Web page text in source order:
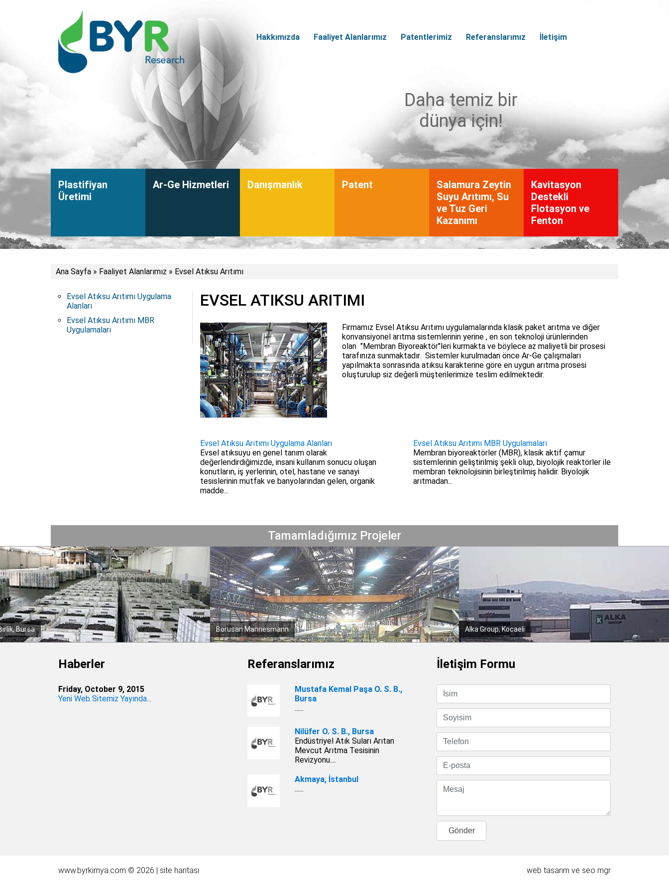
Hakkımızda Faaliyet Alanlarımız Patentlerimiz Referanslarımız İletişim
Plastifiyan
Üretimi
Ar-Ge Hizmetleri Danışmanlık Patent
Salamura Zeytin
Suyu Arıtımı, Su
ve Tuz Geri
Kazanımı
Kavitasyon
Destekli
Flotasyon ve
Fenton
Ana Sayfa » Faaliyet Alanlarımız » Evsel Atıksu Arıtımı
Evsel Atıksu Arıtımı Uygulama
Alanları
Evsel Atıksu Arıtımı MBR
Uygulamaları
EVSEL ATIKSU ARITIMI
Firmamız Evsel Atıksu Arıtımı uygulamalarında klasik paket arıtma ve diğer
konvansiyonel arıtma sistemlerinin yerine , en son teknoloji ürünlerinden
olan "Membran Biyoreaktör"leri kurmakta ve böylece az maliyetli bir prosesi
tarafınıza sunmaktadır. Sistemler kurulmadan önce Ar-Ge çalışmaları
yapılmakta sonrasında atıksu karakterine göre en uygun arıtma prosesi
oluşturulup siz değerli müşterilerimize teslim edilmektedir.
Evsel Atıksu Arıtımı Uygulama Alanları
Evsel atıksuyu en genel tanım olarak
değerlendirdiğimizde, insani kullanım sonucu oluşan
konutların, iş yerlerinin, otel, hastane ve sanayi
tesislerinin mutfak ve banyolarından gelen, organik
madde...
Evsel Atıksu Arıtımı MBR Uygulamaları
Membran biyoreaktörler (MBR), klasik aktif çamur
sistemlerinin geliştirilmiş şekli olup, biyolojik reaktörler ile
membran teknolojisinin birleştirilmiş halidir. Biyolojik
arıtmadan...
Tamamladığımız Projeler
Borusan Mannesmann Alka Group, Kocaeli Genmak Alüminyum
Haberler
Friday, October 9, 2015
Yeni Web Sitemiz Yayında...
Referanslarımız
Mustafa Kemal Paşa O. S. B.,
Bursa
......
Nilüfer O. S. B., Bursa
Endüstriyel Atık Suları Arıtan
Mevcut Arıtma Tesisinin
Revizyonu....
Akmaya, İstanbul
......
İletişim Formu
www.byrkimya.com © 2026 | site haritası web tasarım ve seo mgr
Daha temiz bir
dünya için!